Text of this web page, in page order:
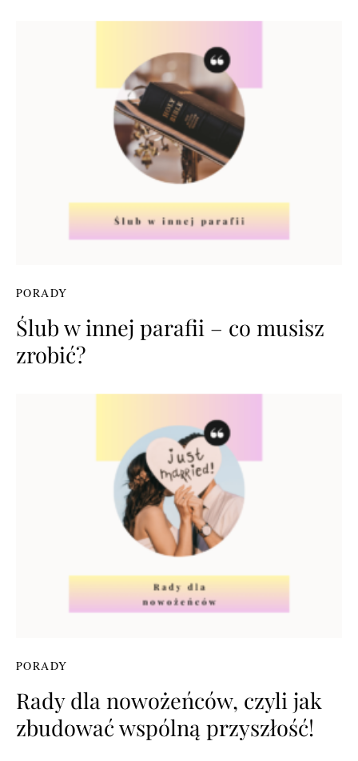
PORADY
Ślub w innej parafii – co musisz
zrobić?
PORADY
Rady dla nowożeńców, czyli jak
zbudować wspólną przyszłość!